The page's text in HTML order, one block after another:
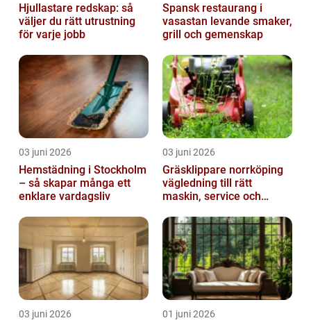
Hjullastare redskap: så
väljer du rätt utrustning
för varje jobb
Spansk restaurang i
vasastan levande smaker,
grill och gemenskap
03 juni 2026
Hemstädning i Stockholm
– så skapar många ett
enklare vardagsliv
03 juni 2026
Gräsklippare norrköping
vägledning till rätt
maskin, service och
03 juni 2026 01 juni 2026